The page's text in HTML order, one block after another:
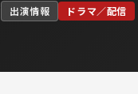
出演情報 ドラマ／配信